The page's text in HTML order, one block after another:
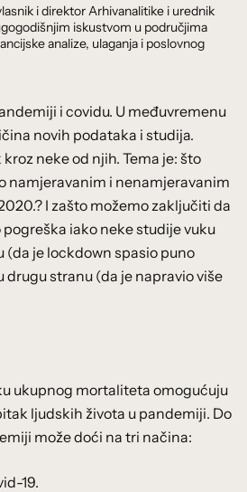
i direktor Arhivanalitike i urednik
iskustvom u područjima
analize, ulaganja i poslovnog
i covidu. U međuvremenu
novih podataka i studija.
neke od njih. Tema je: što
namjeravanim i nenamjeravanim
I zašto možemo zaključiti da
iako neke studije vuku
(da je lockdown spasio puno
drugu stranu (da je napravio više
ukupnog mortaliteta omogućuju
ljudskih života u pandemiji. Do
može doći na tri načina:
19.